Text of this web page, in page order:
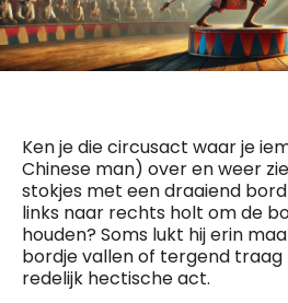
Ken je die circusact waar je
Chinese man) over en weer
stokjes met een draaiend
links naar rechts holt om de
houden? Soms lukt hij erin
bordje vallen of tergend traag
redelijk hectische act.
Fred Bouchar
0498 88 64 89
f.bouchar@mm.be
Griet Byl
0475 97 12 57
g.byl@mm.be
Chief Editor
Damien Lemaire
0477 37 31 65
BEVESTIGEN
5 x week
1 x week
1 x week
10 x year
10 x year